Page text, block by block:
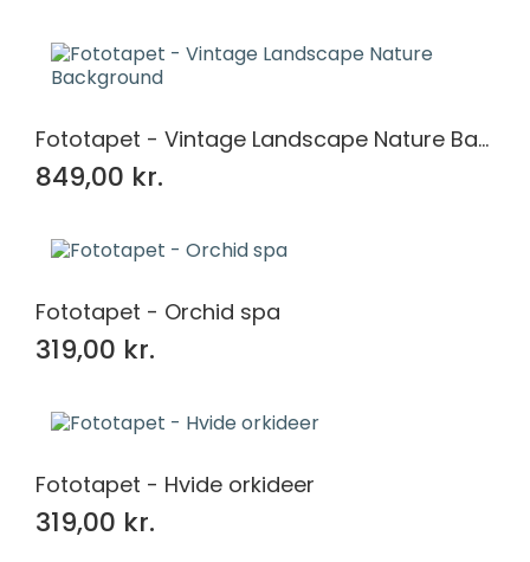
Fototapet - Vintage Landscape Nature Background
849,00 kr.
Fototapet - Orchid spa
319,00 kr.
Fototapet - Hvide orkideer
319,00 kr.